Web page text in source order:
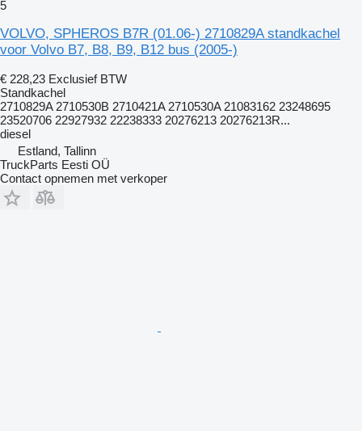
5
VOLVO, SPHEROS B7R (01.06-) 2710829A standkachel
voor Volvo B7, B8, B9, B12 bus (2005-)
€ 228,23 Exclusief BTW
Standkachel
2710829A 2710530B 2710421A 2710530A 21083162 23248695
23520706 22927932 22238333 20276213 20276213R...
diesel
Estland, Tallinn
TruckParts Eesti OÜ
Contact opnemen met verkoper